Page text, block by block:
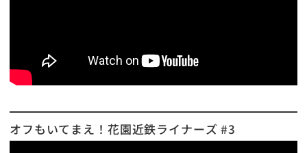
オフもいてまえ！花園近鉄ライナーズ #3